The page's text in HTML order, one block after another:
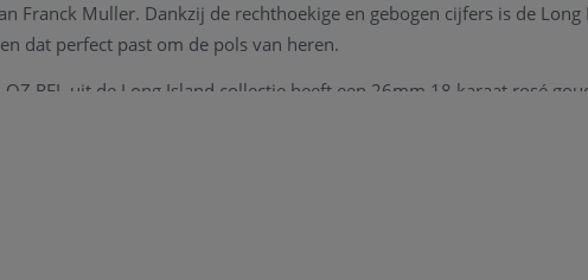
Franck Muller. Dankzij de rechthoekige en gebogen cijfers is de Long
dat perfect past om de pols van heren.
REL uit de Long Island collectie heeft een 26mm 18 karaat rosé
horloge beschikt over een zilverkleurige wijzerplaat met duidelijke